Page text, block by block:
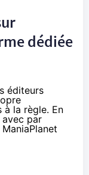
dédiée
éditeurs
à la règle. En
par